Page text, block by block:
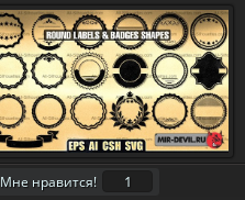
Мне нравится! 1